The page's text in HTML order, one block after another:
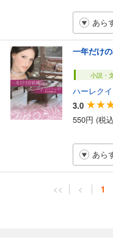
あら
一年だけ
小説・
ハーレク
3.0
550円 (税
あら
<< < 1